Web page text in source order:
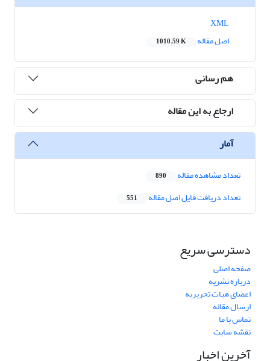
اصل مقاله
1010.59 K
هم رسانی
ارجاع به این مقاله
آمار
تعداد مشاهده مقاله 890
تعداد دریافت فایل اصل مقاله 551
دسترسی سریع
صفحه اصلی
درباره نشریه
اعضای هیات تحریریه
ارسال مقاله
تماس با ما
نقشه سایت
آخرین اخبار